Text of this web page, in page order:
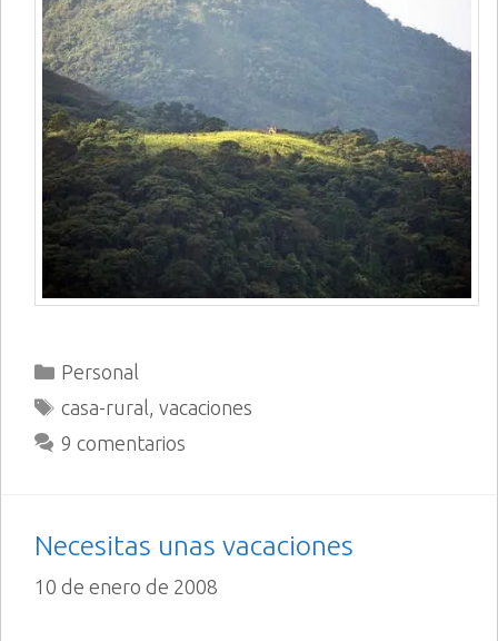
Categorías
Personal
Etiquetas
casa-rural, vacaciones
9 comentarios
Necesitas unas vacaciones
10 de enero de 2008